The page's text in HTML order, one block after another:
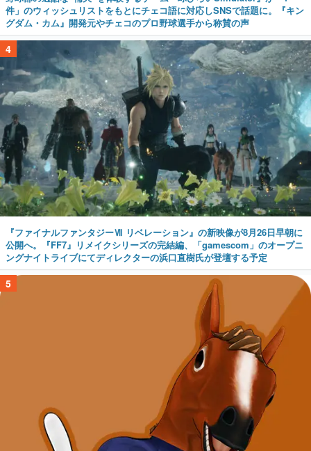
件」のウィッシュリストをもとにチェコ語に対応しSNSで話題に。『キン
グダム・カム』開発元やチェコのプロ野球選手から称賛の声
4
『ファイナルファンタジーⅦ リベレーション』の新映像が8月26日早朝に
公開へ。『FF7』リメイクシリーズの完結編、「gamescom」のオープニ
ングナイトライブにてディレクターの浜口直樹氏が登壇する予定
5